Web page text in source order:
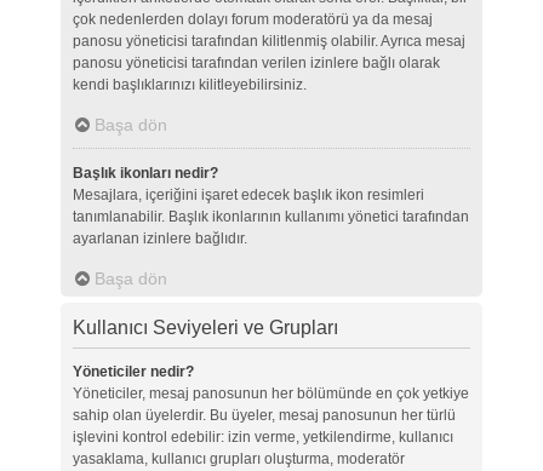
çok nedenlerden dolayı forum moderatörü ya da mesaj
panosu yöneticisi tarafından kilitlenmiş olabilir. Ayrıca mesaj
panosu yöneticisi tarafından verilen izinlere bağlı olarak
kendi başlıklarınızı kilitleyebilirsiniz.
Başa dön
Başlık ikonları nedir?
Mesajlara, içeriğini işaret edecek başlık ikon resimleri
tanımlanabilir. Başlık ikonlarının kullanımı yönetici tarafından
ayarlanan izinlere bağlıdır.
Başa dön
Kullanıcı Seviyeleri ve Grupları
Yöneticiler nedir?
Yöneticiler, mesaj panosunun her bölümünde en çok yetkiye
sahip olan üyelerdir. Bu üyeler, mesaj panosunun her türlü
işlevini kontrol edebilir: izin verme, yetkilendirme, kullanıcı
yasaklama, kullanıcı grupları oluşturma, moderatör